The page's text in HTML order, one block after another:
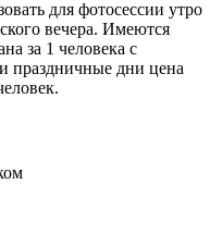
для фотосессии утро
вечера. Имеются
за 1 человека с
праздничные дни цена